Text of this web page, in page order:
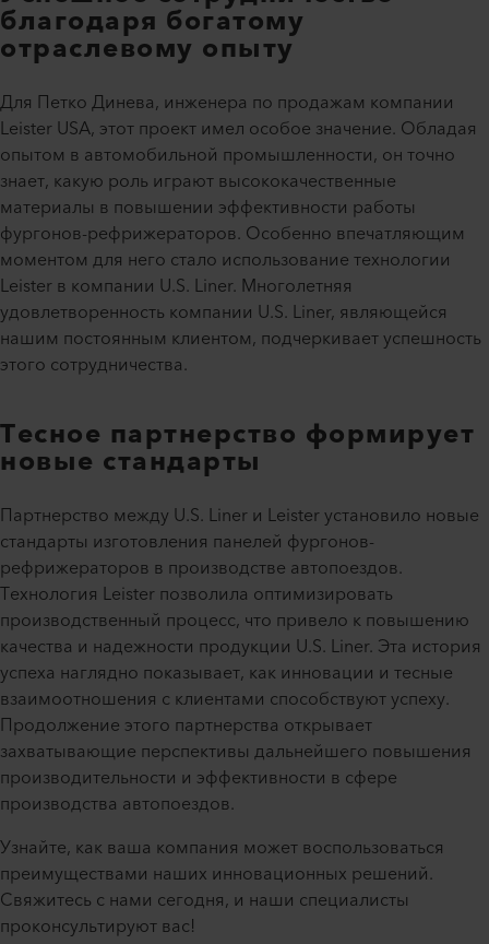
благодаря богатому
отраслевому опыту
Для Петко Динева, инженера по продажам компании
Leister USA, этот проект имел особое значение. Обладая
опытом в автомобильной промышленности, он точно
знает, какую роль играют высококачественные
материалы в повышении эффективности работы
фургонов-рефрижераторов. Особенно впечатляющим
моментом для него стало использование технологии
Leister в компании U.S. Liner. Многолетняя
удовлетворенность компании U.S. Liner, являющейся
нашим постоянным клиентом, подчеркивает успешность
этого сотрудничества.
Тесное партнерство формирует
новые стандарты
Партнерство между U.S. Liner и Leister установило новые
стандарты изготовления панелей фургонов-
рефрижераторов в производстве автопоездов.
Технология Leister позволила оптимизировать
производственный процесс, что привело к повышению
качества и надежности продукции U.S. Liner. Эта история
успеха наглядно показывает, как инновации и тесные
взаимоотношения с клиентами способствуют успеху.
Продолжение этого партнерства открывает
захватывающие перспективы дальнейшего повышения
производительности и эффективности в сфере
производства автопоездов.
Узнайте, как ваша компания может воспользоваться
преимуществами наших инновационных решений.
Свяжитесь с нами сегодня, и наши специалисты
проконсультируют вас!